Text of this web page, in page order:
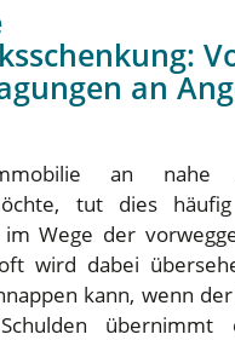
an
an nahe
tut dies
Wege der
wird dabei
kann, wenn
übernimmt